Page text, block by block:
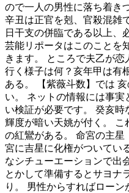
ので一人の男性に落ち着き
辛丑は正官を剋、官殺混雑
日干支の併臨である以上、
芸能リポータはこのことを
きます。 ところで夫乙が
行く様子は何？亥年甲は有
ある。 【紫薇斗数】では
い。 ネットの情報には事
い検証が必要です。 癸亥
輝度が暗い天姚が付く。
の紅鸞がある。 命宮の主
宮に吉星に化権がついてい
なシチューエーションで出
とかして準備するとサヨナ
り。 男性からすればロー